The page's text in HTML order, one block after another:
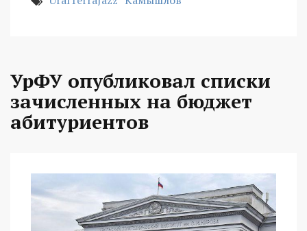
УрФУ опубликовал списки
зачисленных на бюджет
абитуриентов